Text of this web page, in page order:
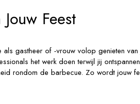
Feest
gastheer of -vrouw volop genieten
het werk doen terwijl jij
rondom de barbecue. Zo wordt jouw